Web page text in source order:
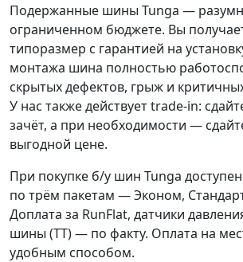
Подержанные шины Tunga —
ограниченном бюджете. Вы
типоразмер с гарантией на
монтажа шина полностью
скрытых дефектов, грыж и
У нас также действует trade-in:
зачёт, а при необходимости —
выгодной цене.
При покупке б/у шин Tunga
по трём пакетам — Эконом,
Доплата за RunFlat, датчики
шины (TT) — по факту. Оплата на
удобным способом.